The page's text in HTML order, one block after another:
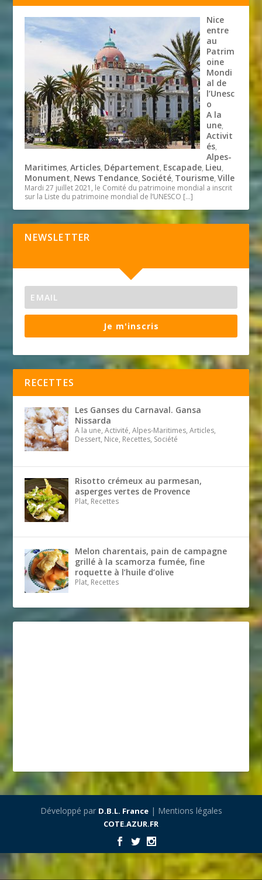
Nice
entre
au
Patrim
oine
Mondi
al de
l’Unesc
o
A la
une,
Activit
és,
Alpes-
Maritimes,Articles, Département, Escapade, Lieu,
Monument, News Tendance, Société, Tourisme,Ville
Mardi 27 juillet 2021, le Comité du patrimoine mondial a inscrit
sur la Liste du patrimoine mondial de l’UNESCO […]
NEWSLETTER
Je m'inscris
RECETTES
Les Ganses du Carnaval. Gansa
Nissarda
A la une, Activité, Alpes-Maritimes, Articles,
Dessert, Nice, Recettes, Société
Risotto crémeux au parmesan,
asperges vertes de Provence
Plat, Recettes
Melon charentais, pain de campagne
grillé à la scamorza fumée, fine
roquette à l’huile d’olive
Plat, Recettes
Développé par D.B.L. France| Mentions légales
COTE.AZUR.FR